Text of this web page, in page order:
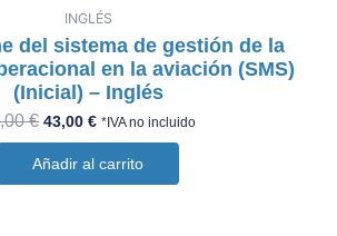
INGLÉS
del sistema de gestión de la
en la aviación (SMS)
(Inicial) – Inglés
€ 43,00 € *IVA no incluido
Añadir al carrito